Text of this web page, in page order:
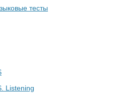
тесты
Listening